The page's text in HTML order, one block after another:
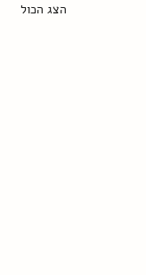
הצג הכול